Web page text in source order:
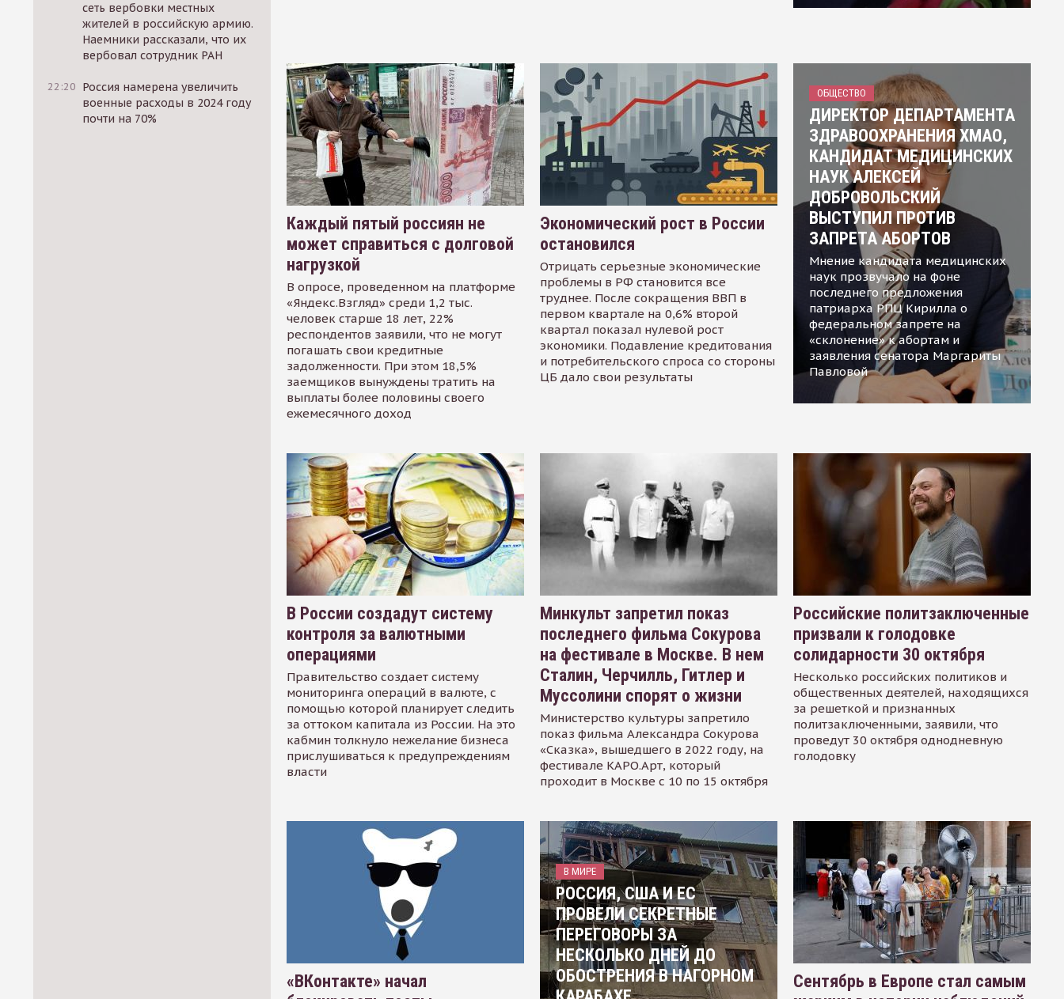
сеть вербовки местных
жителей в российскую армию.
Наемники рассказали, что их
вербовал сотрудник РАН
22:20 Россия намерена увеличить
военные расходы в 2024 году
почти на 70%
Каждый пятый россиян не
может справиться с долговой
нагрузкой
В опросе, проведенном на платформе
«Яндекс.Взгляд» среди 1,2 тыс.
человек старше 18 лет, 22%
респондентов заявили, что не могут
погашать свои кредитные
задолженности. При этом 18,5%
заемщиков вынуждены тратить на
выплаты более половины своего
ежемесячного доход
Экономический рост в России
остановился
Отрицать серьезные экономические
проблемы в РФ становится все
труднее. После сокращения ВВП в
первом квартале на 0,6% второй
квартал показал нулевой рост
экономики. Подавление кредитования
и потребительского спроса со стороны
ЦБ дало свои результаты
ОБЩЕСТВО
ДИРЕКТОР ДЕПАРТАМЕНТА
ЗДРАВООХРАНЕНИЯ ХМАО,
КАНДИДАТ МЕДИЦИНСКИХ
НАУК АЛЕКСЕЙ
ДОБРОВОЛЬСКИЙ
ВЫСТУПИЛ ПРОТИВ
ЗАПРЕТА АБОРТОВ
Мнение кандидата медицинских
наук прозвучало на фоне
последнего предложения
патриарха РПЦ Кирилла о
федеральном запрете на
«склонение» к абортам и
заявления сенатора Маргариты
Павловой
В России создадут систему
контроля за валютными
операциями
Правительство создает систему
мониторинга операций в валюте, с
помощью которой планирует следить
за оттоком капитала из России. На это
кабмин толкнуло нежелание бизнеса
прислушиваться к предупреждениям
власти
Минкульт запретил показ
последнего фильма Сокурова
на фестивале в Москве. В нем
Сталин, Черчилль, Гитлер и
Муссолини спорят о жизни
Министерство культуры запретило
показ фильма Александра Сокурова
«Сказка», вышедшего в 2022 году, на
фестивале КАРО.Арт, который
проходит в Москве с 10 по 15 октября
Российские политзаключенные
призвали к голодовке
солидарности 30 октября
Несколько российских политиков и
общественных деятелей, находящихся
за решеткой и признанных
политзаключенными, заявили, что
проведут 30 октября однодневную
голодовку
«ВКонтакте» начал
В МИРЕ
РОССИЯ, США И ЕС
ПРОВЕЛИ СЕКРЕТНЫЕ
ПЕРЕГОВОРЫ ЗА
НЕСКОЛЬКО ДНЕЙ ДО
ОБОСТРЕНИЯ В НАГОРНОМ
Сентябрь в Европе стал самым